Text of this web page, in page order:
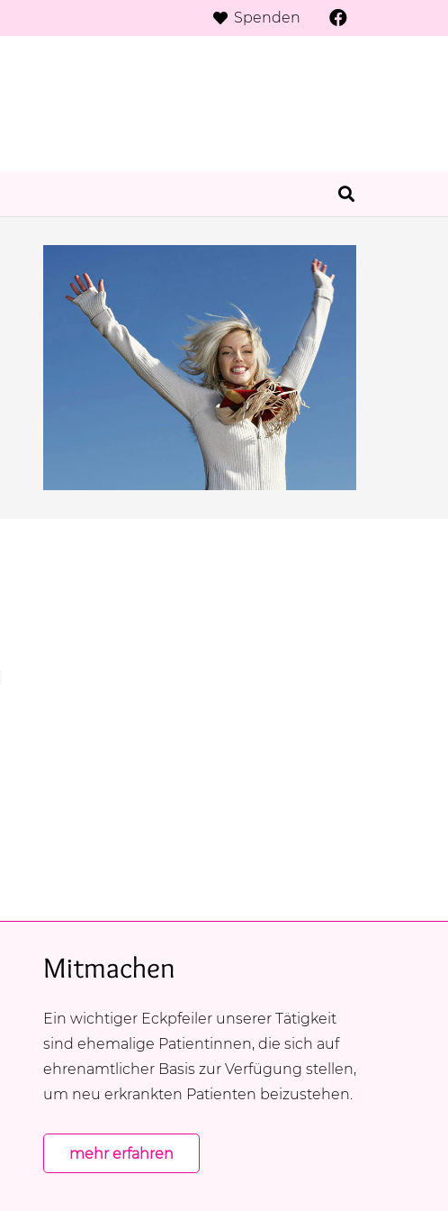
Spenden
Mitmachen
Ein wichtiger Eckpfeiler unserer Tätigkeit
sind ehemalige Patientinnen, die sich auf
ehrenamtlicher Basis zur Verfügung stellen,
um neu erkrankten Patienten beizustehen.
mehr erfahren